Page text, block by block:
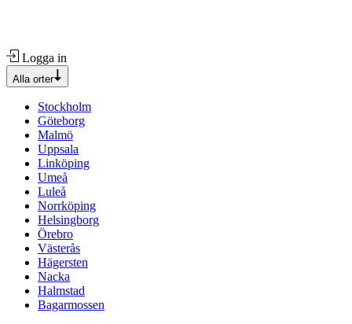
Logga in
Alla orter
Stockholm
Göteborg
Malmö
Uppsala
Linköping
Umeå
Luleå
Norrköping
Helsingborg
Örebro
Västerås
Hägersten
Nacka
Halmstad
Bagarmossen